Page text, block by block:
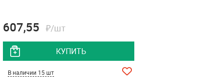
607,55 ₽/шт
КУПИТЬ
В наличии 15 шт